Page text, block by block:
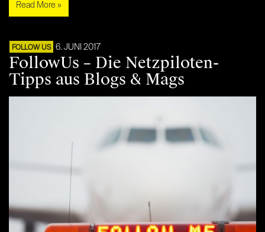
Read More »
FOLLOW US 6. JUNI 2017
FollowUs – Die Netzpiloten-
Tipps aus Blogs & Mags